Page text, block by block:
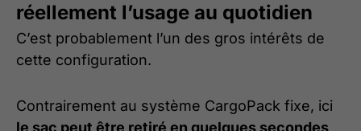
réellement l’usage au quotidien
C’est probablement l’un des gros intérêts de
cette configuration.
Contrairement au système CargoPack fixe, ici
le sac peut être retiré en quelques secondes